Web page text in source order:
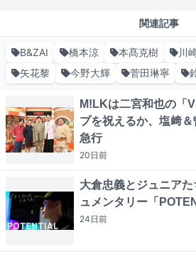
関連記事
B&ZAI 橋本涼 本髙克樹 川
矢花黎
今野大輝 菅田琳寧
M!LKは二宮和也の「
プを祝えるか、塩﨑
急行
20日前
大倉忠義とジュニア
ュメンタリー「
24日前